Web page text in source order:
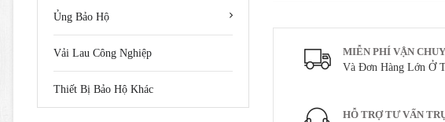
Ủng Bảo Hộ
Vải Lau Công Nghiệp
Thiết Bị Bảo Hộ Khác
MIỄN PHÍ VẬN
Và Đơn Hàng Lớn Ở
HỖ TRỢ TƯ VẤN